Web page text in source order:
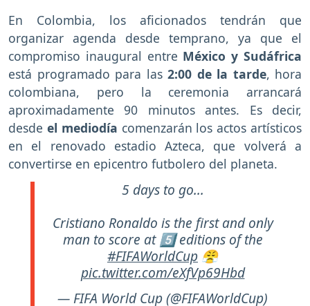
En Colombia, los aficionados tendrán que
organizar agenda desde temprano, ya que el
compromiso inaugural entre México y Sudáfrica
está programado para las2:00 de la tarde, hora
colombiana, pero la ceremonia arrancará
aproximadamente 90 minutos antes. Es decir,
desde el mediodía comenzarán los actos artísticos
en el renovado estadio Azteca, que volverá a
convertirse en epicentro futbolero del planeta.
5 days to go...
Cristiano Ronaldo is the first and only
man to score at 5️⃣ editions of the
#FIFAWorldCup 😤
pic.twitter.com/eXfVp69Hbd
— FIFA World Cup (@FIFAWorldCup)